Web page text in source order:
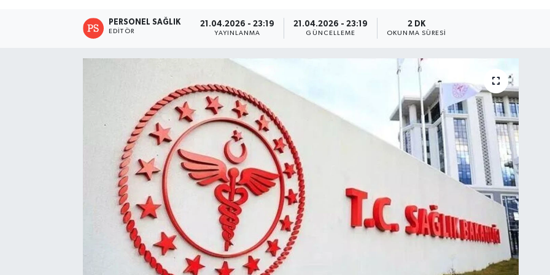
PERSONEL SAĞLIK
EDITÖR
21.04.2026 - 23:19
YAYINLANMA
21.04.2026 - 23:19
GÜNCELLEME
2 DK
OKUNMA SÜRESI